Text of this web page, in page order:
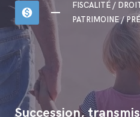
monetization_on
FISCALITÉ /
PATRIMOINE /
Succession,